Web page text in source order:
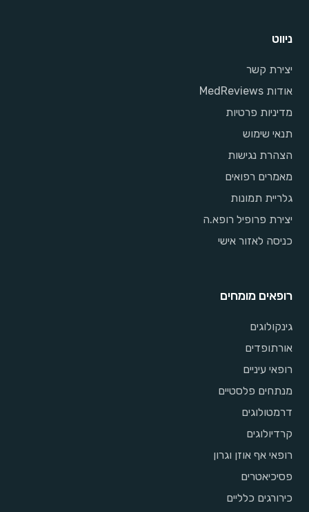
ניווט
יצירת קשר
אודות MedReviews
מדיניות פרטיות
תנאי שימוש
הצהרת נגישות
מאמרים רפואים
גלריית תמונות
יצירת פרופיל רופא.ה
כניסה לאזור אישי
רופאים מומחים
גינקולוגים
אורתופדים
רופאי עיניים
מנתחים פלסטיים
דרמטולוגים
קרדיולוגים
רופאי אף אוזן וגרון
פסיכיאטרים
כירורגים כלליים